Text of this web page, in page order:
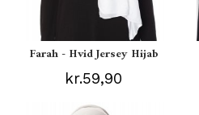
Farah - Hvid Jersey Hijab
kr.59,90